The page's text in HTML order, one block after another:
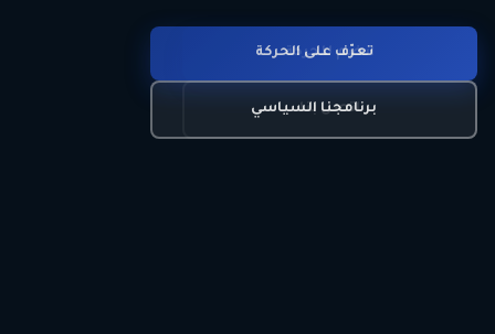
تعرّف على الحركة
برنامجنا السياسي
انضم للحركة
اتصل بنا